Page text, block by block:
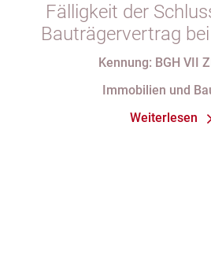
Fälligkeit der
Bauträgervertrag
Zahlung „nach
Abnahmeprotokoll
Mängel am
Kennung: BGH VII
Immobilien und
Weiterlesen